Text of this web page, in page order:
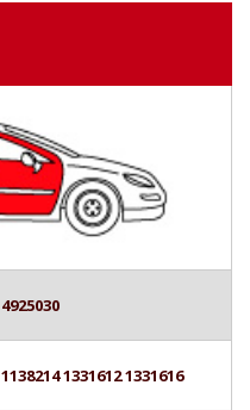
4925030
1138214 1331612 1331616